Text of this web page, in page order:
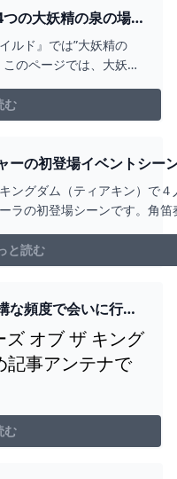
の大妖精の泉の場所
- テラのゲーム日記
ルド』では”大妖精の
のページでは、大妖精
いきます。
む
ーの初登場イベントシー
ングダム（ティアキン）で４
ラの初登場シーンです。角笛
と読む
な頻度で会いに行っ
キンまとめアンテナ
オブ ザ キング
記事アンテナで
む